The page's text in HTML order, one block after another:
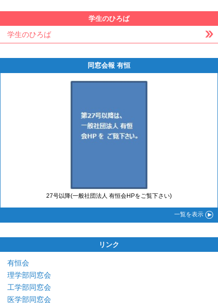
学生のひろば
学生のひろば
同窓会報 有恒
27号以降(一般社団法人 有恒会HPをご覧下さい)
一覧を表示
リンク
有恒会
理学部同窓会
工学部同窓会
医学部同窓会